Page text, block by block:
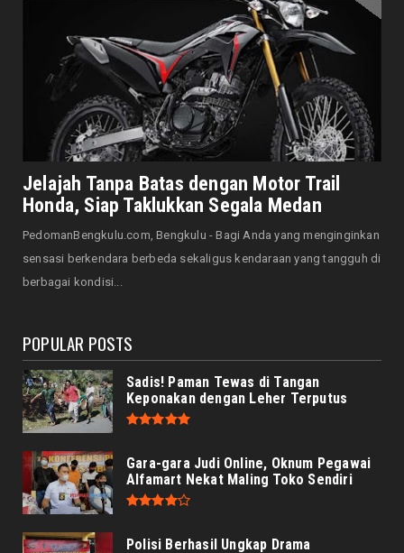
Jangan Pasang Bende...
August 07, 2026
DAERAH
Bersama Forkopimda, Walikota – Wawali
Bagikan 5.000 Bendera ...
August 07, 2026
JELAJAH
Saat Amal Masjid Keliru, Nasib Negeri
Mengharu-biru
August 07, 2026
Honda CUV e: Motor Listrik Canggih, Penuh
Jelajah Tanpa Batas dengan Motor Trail
Honda, Siap Taklukkan Segala Medan
PedomanBengkulu.com, Bengkulu - Bagi Anda yang menginginkan
sensasi berkendara berbeda sekaligus kendaraan yang tangguh di
berbagai kondisi...
POPULAR POSTS
Sadis! Paman Tewas di Tangan
Keponakan dengan Leher Terputus
Gara-gara Judi Online, Oknum Pegawai
Alfamart Nekat Maling Toko Sendiri
Polisi Berhasil Ungkap Drama